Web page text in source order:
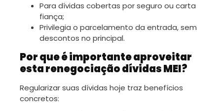
Para dívidas cobertas por seguro ou carta
fiança;
Privilegia o parcelamento da entrada, sem
descontos no principal.
Por que é importante aproveitar
esta renegociação dívidas MEI?
Regularizar suas dívidas hoje traz benefícios
concretos: